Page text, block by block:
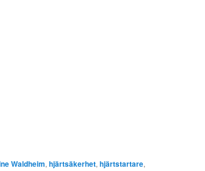
Waldheim, hjärtsäkerhet, hjärtstartare,